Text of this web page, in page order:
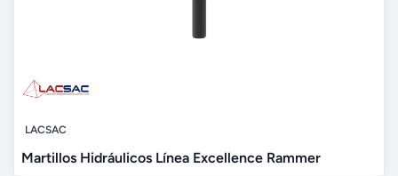
LACSAC
Martillos Hidráulicos Línea Excellence Rammer